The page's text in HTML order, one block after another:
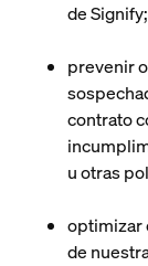
de Signify;
prevenir
contrato
u otras
optimizar
de